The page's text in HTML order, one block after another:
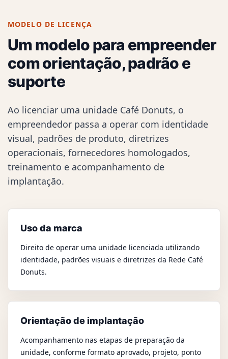
MODELO DE LICENÇA
Um modelo para empreender
com orientação, padrão e
suporte
Ao licenciar uma unidade Café Donuts, o
empreendedor passa a operar com identidade
visual, padrões de produto, diretrizes
operacionais, fornecedores homologados,
treinamento e acompanhamento de
implantação.
Uso da marca
Direito de operar uma unidade licenciada utilizando
identidade, padrões visuais e diretrizes da Rede Café
Donuts.
Orientação de implantação
Acompanhamento nas etapas de preparação da
unidade, conforme formato aprovado, projeto, ponto